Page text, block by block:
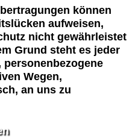
können
aufweisen,
nicht gewährleistet
Grund steht es jeder
Wegen,
an uns zu